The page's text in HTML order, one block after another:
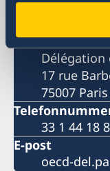
Sveriges
Postadress
Délégation
17 rue
75007 Paris
33 1 44 18
E-post
oecd-